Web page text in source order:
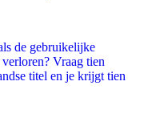
de gebruikelijke
Vraag tien
titel en je krijgt tien